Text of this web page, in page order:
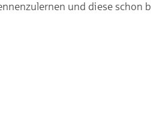
und diese schon